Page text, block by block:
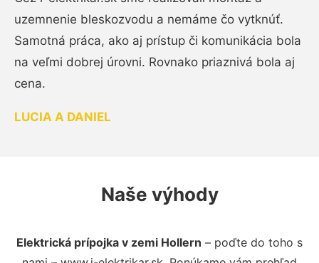
uzemnenie bleskozvodu a nemáme čo vytknúť.
Samotná práca, ako aj prístup či komunikácia bola
na veľmi dobrej úrovni. Rovnako priaznivá bola aj
cena.
LUCIA A DANIEL
Naše výhody
Elektrická prípojka v zemi Hollern – poďte do toho s